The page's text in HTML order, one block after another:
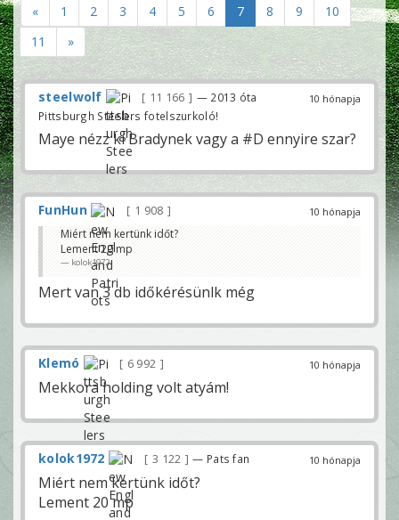
« 1 2 3 4 5 6 7 8 9
10
11
»
10 hónapja
steelwolf 11 166
— 2013 óta
Pittsburgh Steelers fotelszurkoló!
Maye nézz ki Bradynek vagy a #D ennyire szar?
10 hónapja
FunHun
1 908
Miért nem kertünk időt?
Lement 20 mp
kolok1972
Mert van 3 db időkérésünlk még
10 hónapja
Klemó 6 992
Mekkora holding volt atyám!
10 hónapja
kolok1972 3 122 — Pats fan
Miért nem kertünk időt?
Lement 20 mp